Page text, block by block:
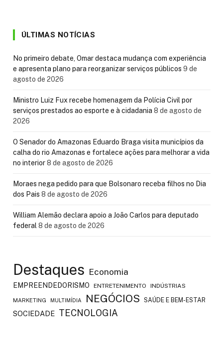
ÚLTIMAS NOTÍCIAS
No primeiro debate, Omar destaca mudança com experiência
e apresenta plano para reorganizar serviços públicos 9 de
agosto de 2026
Ministro Luiz Fux recebe homenagem da Polícia Civil por
serviços prestados ao esporte e à cidadania 8 de agosto de
2026
O Senador do Amazonas Eduardo Braga visita municípios da
calha do rio Amazonas e fortalece ações para melhorar a vida
no interior8 de agosto de 2026
Moraes nega pedido para que Bolsonaro receba filhos no Dia
dos Pais 8 de agosto de 2026
William Alemão declara apoio a João Carlos para deputado
federal 8 de agosto de 2026
Destaques Economia
EMPREENDEDORISMO ENTRETENIMENTO INDÚSTRIAS
MARKETING MULTIMÍDIA NEGÓCIOS SAÚDE E BEM-ESTAR
SOCIEDADE TECNOLOGIA